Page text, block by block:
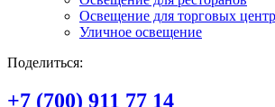
Освещение для торговых
Уличное освещение
Поделиться:
+7 (700) 911 77 14